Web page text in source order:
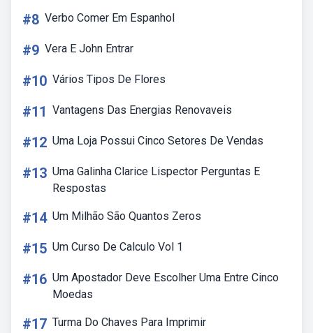
#8 Verbo Comer Em Espanhol
#9 Vera E John Entrar
#10 Vários Tipos De Flores
#11 Vantagens Das Energias Renovaveis
#12 Uma Loja Possui Cinco Setores De Vendas
#13 Uma Galinha Clarice Lispector Perguntas E
Respostas
#14 Um Milhão São Quantos Zeros
#15 Um Curso De Calculo Vol 1
#16 Um Apostador Deve Escolher Uma Entre Cinco
Moedas
#17 Turma Do Chaves Para Imprimir